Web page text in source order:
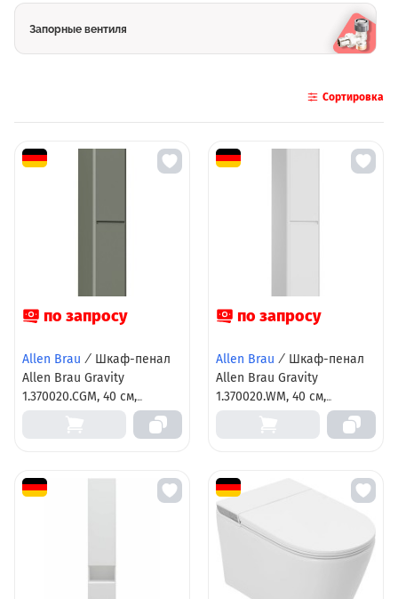
Запорные вентиля
Сортировка
по запросу
Allen Brau / Шкаф-пенал
Allen Brau Gravity
1.370020.CGM, 40 см,
подвесной, олива матовый
по запросу
Allen Brau / Шкаф-пенал
Allen Brau Gravity
1.370020.WM, 40 см,